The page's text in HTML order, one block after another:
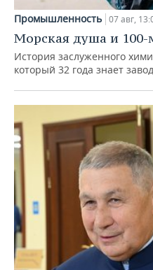
Промышленность 07 авг,
Морская душа и 100-
История заслуженного
который 32 года знает